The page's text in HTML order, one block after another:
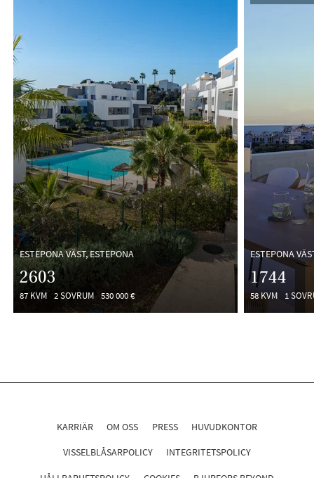
ESTEPONA VÄST, ESTEPONA
2603
87 KVM 2 SOVRUM 530 000 €
ESTEPONA
1744
58 KVM 1
KARRIÄR OM OSS PRESS HUVUDKONTOR
VISSELBLÅSARPOLICY INTEGRITETSPOLICY